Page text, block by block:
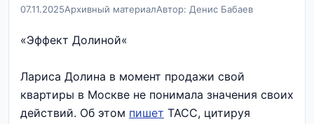
07.11.2025Архивный материалАвтор: Денис Бабаев
«Эффект Долиной«
Лариса Долина в момент продажи свой
квартиры в Москве не понимала значения своих
действий. Об этом пишет ТАСС, цитируя